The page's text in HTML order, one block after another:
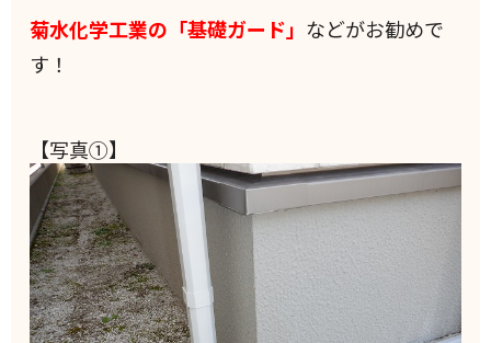
菊水化学工業の「基礎ガード」 などがお勧めで
す！
【写真①】